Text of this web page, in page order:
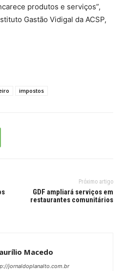
produtos e serviços”,
Gastão Vidigal da ACSP,
impostos
Próximo artigo
GDF ampliará serviços em
restaurantes comunitários
Macedo
jornaldoplanalto.com.br